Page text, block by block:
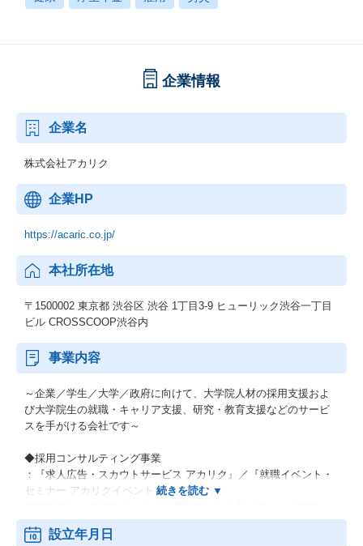
企業情報
企業名
株式会社アカリク
企業HP
https://acaric.co.jp/
本社所在地
〒1500002 東京都 渋谷区 渋谷 1丁目3‐9 ヒューリック渋谷一丁目
ビル CROSSCOOP渋谷内
事業内容
～企業／学生／大学／政府に向けて、大学院人材の採用支援およ
び大学院生の就職・キャリア支援、研究・教育支援などのサービ
スを手がける会社です～
◆採用コンサルティング事業
：『求人広告・スカウトサービス アカリク』／『就職イベント・
セミナー アカリクイベント』
生・ポスドク・研究者の採用をコンサルティング支援
設立年月日